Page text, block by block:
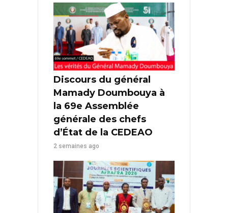
Discours du général
Mamady Doumbouya à
la 69e Assemblée
générale des chefs
d’État de la CEDEAO
2 semaines ago